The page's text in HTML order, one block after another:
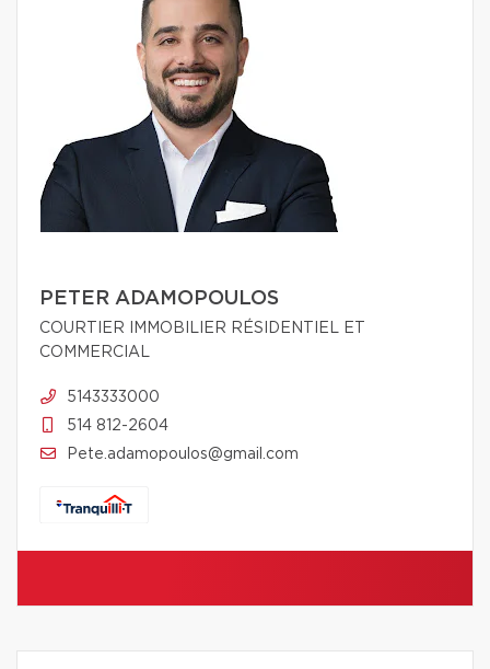
PETER ADAMOPOULOS
COURTIER IMMOBILIER RÉSIDENTIEL ET
COMMERCIAL
5143333000
514 812-2604
Pete.adamopoulos@gmail.com